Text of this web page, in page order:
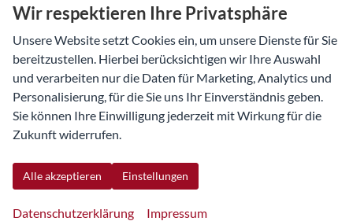
23.156,20 €
22.696,75 €
UVP:26.823,53 €
incl. 20% MwSt.
Details
Verbrauch kombiniert:5,60 l/100km
2
CO -Emissionen:
Wir respektieren Ihre Privatsphäre
Unsere Website setzt Cookies ein, um unsere Dienste für Sie
bereitzustellen. Hierbei berücksichtigen wir Ihre Auswahl
und verarbeiten nur die Daten für Marketing, Analytics und
Personalisierung, für die Sie uns Ihr Einverständnis geben.
Sie können Ihre Einwilligung jederzeit mit Wirkung für die
Zukunft widerrufen.
Alle akzeptieren Einstellungen
Datenschutzerklärung Impressum